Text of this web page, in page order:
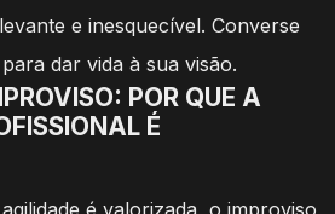
e inesquecível. Converse
dar vida à sua visão.
POR QUE A
É
é valorizada, o improviso